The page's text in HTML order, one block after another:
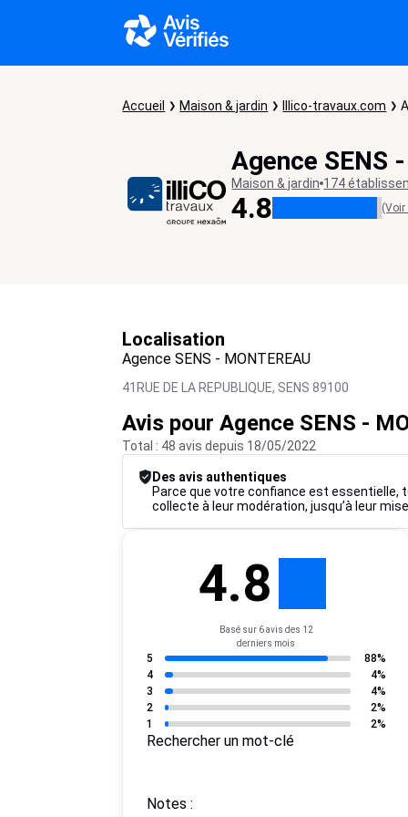
Accueil Maison & jardin Illico-travaux.com
Agence SENS
Maison & jardin 174
4.8 (Voir
Localisation
Agence SENS - MONTEREAU
41RUE DE LA REPUBLIQUE, SENS 89100
Avis pour Agence SENS -
Total : 48 avis depuis 18/05/2022
Des avis authentiques
Parce que votre confiance est essentielle,
collecte à leur modération, jusqu’à leur
4.8
Basé sur 6 avis des 12
derniers mois
5
88%
4
4%
3
4%
2
2%
1
2%
Rechercher un mot-clé
Notes :